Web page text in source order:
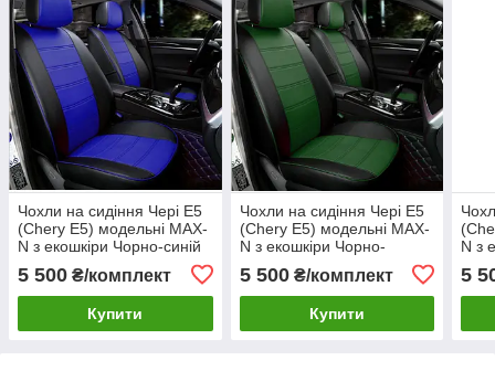
Чохли на сидіння Чері Е5
(Chery E5) модельні MAX-
N з екошкіри Чорно-синій
5 500 ₴/комплект
Купити
Чохли на сидіння Чері Е5
(Chery E5) модельні MAX-
N з екошкіри Чорно-
5 500₴/комплект
Купити
N з
5